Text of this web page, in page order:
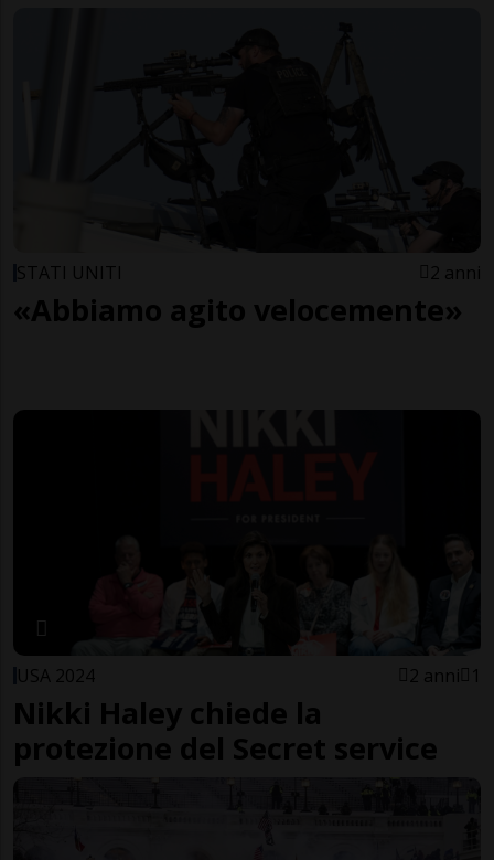
STATI UNITI 2 anni
«Abbiamo agito velocemente»
USA 2024 2 anni 1
Nikki Haley chiede la
protezione del Secret service